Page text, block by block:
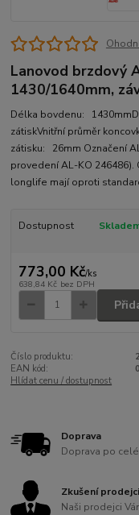
Lanovod brzdový
1430/1640mm,
Délka bovdenu:
zátiskVnitřní průměr
zátisku: 26mm Označení
provedení AL-KO
longlife mají oproti
Dostupnost
773,00 Kč/ks
638,84 Kč bez DPH
Číslo produktu:
EAN kód:
Hlídat cenu / dostupnost
Doprava
Doprava po celé
Zkušení prodejci
Naši prodejci